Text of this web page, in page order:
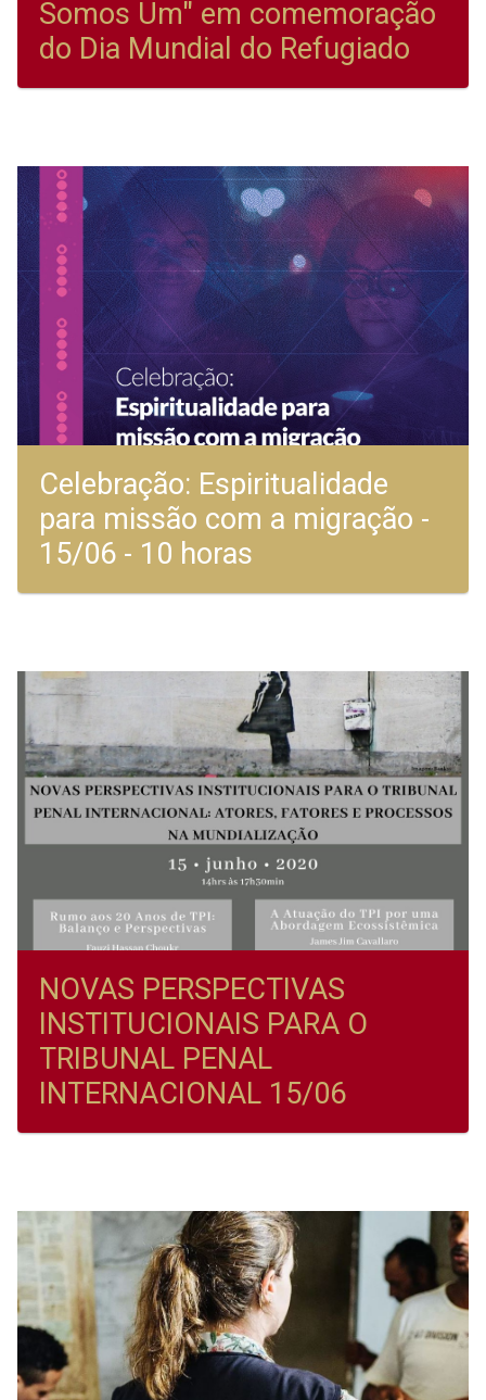
Somos Um" em comemoração
do Dia Mundial do Refugiado
Celebração: Espiritualidade
para missão com a migração -
15/06 - 10 horas
NOVAS PERSPECTIVAS
INSTITUCIONAIS PARA O
TRIBUNAL PENAL
INTERNACIONAL 15/06